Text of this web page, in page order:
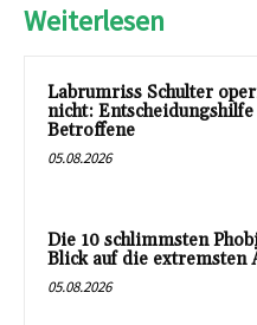
Weiterlesen
Labrumriss Schulter
nicht:
Betroffene
05.08.2026
Die 10 schlimmsten
Blick auf die extremsten
05.08.2026